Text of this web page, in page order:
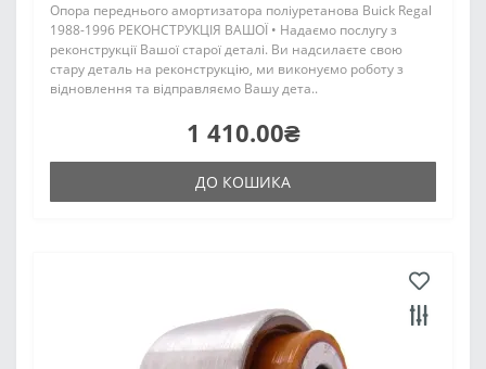
Опора переднього амортизатора поліуретанова Buick Regal
1988-1996 РЕКОНСТРУКЦІЯ ВАШОЇ • Надаємо послугу з
реконструкції Вашої старої деталі. Ви надсилаєте свою
стару деталь на реконструкцію, ми виконуємо роботу з
відновлення та відправляємо Вашу дета..
1 410.00₴
ДО КОШИКА